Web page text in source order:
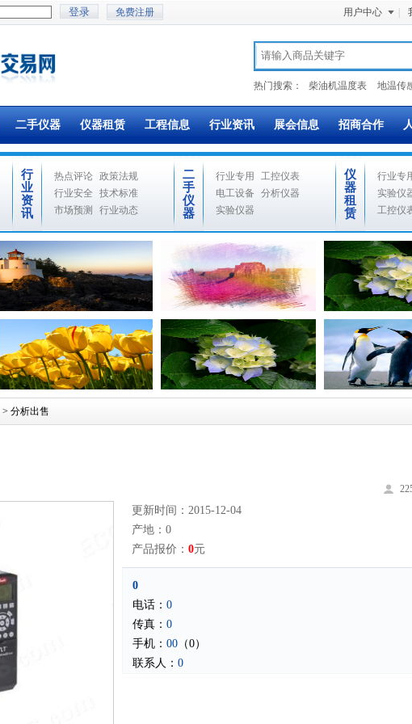
免费注册 用户中心
热门搜索： 柴油机温度表 地温传
二手仪器 仪器租赁 工程信息 行业资讯 展会信息 招商合作
行
业
资
讯
热点评论 政策法规
行业安全
技术标准
市场预测
行业动态
二
手
仪
器
行业专用
工控仪表
电工设备
分析仪器
实验仪器
仪
器
租
赁
行业专
实验仪
工控仪
> 分析出售
更新时间：2015-12-04
产地：0
产品报价： 0元
0
电话： 0
传真： 0
手机： 00 （0）
联系人： 0